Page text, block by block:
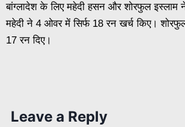
बांग्लादेश के लिए महेदी हसन और शोरफुल
महेदी ने 4 ओवर में सिर्फ 18 रन खर्च किए।
17 रन दिए।
Leave a Reply